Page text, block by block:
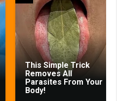
This Simple Trick
Removes All
Parasites From Your
Body!